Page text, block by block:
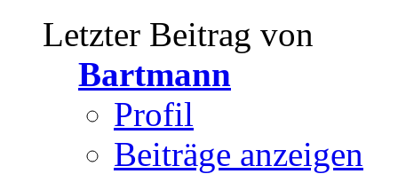
Letzter Beitrag von
Bartmann
Profil
Beiträge anzeigen